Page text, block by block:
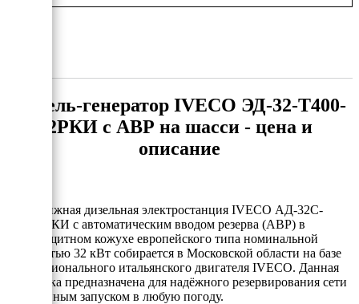
Дизель-генератор IVECO ЭД-32-Т400-
2РКИ с АВР на шасси - цена и
описание
Передвижная дизельная электростанция IVECO АД-32С-
Т400-2РКИ с автоматическим вводом резерва (АВР) в
шумозащитном кожухе европейского типа номинальной
мощностью 32 кВт собирается в Московской области на базе
профессионального итальянского двигателя IVECO. Данная
установка предназначена для надёжного резервирования сети
с уверенным запуском в любую погоду.